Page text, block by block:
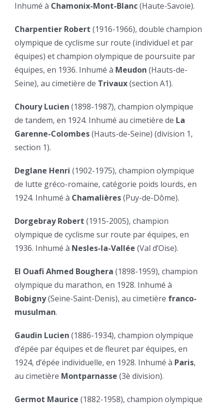
Inhumé à Chamonix-Mont-Blanc(Haute-Savoie).
Charpentier Robert (1916-1966), double champion
olympique de cyclisme sur route (individuel et par
équipes) et champion olympique de poursuite par
équipes, en 1936. Inhumé à Meudon (Hauts-de-
Seine), au cimetière de Trivaux(section A1).
Choury Lucien (1898-1987), champion olympique
de tandem, en 1924. Inhumé au cimetière de La
Garenne-Colombes(Hauts-de-Seine) (division 1,
section 1).
Deglane Henri (1902-1975), champion olympique
de lutte gréco-romaine, catégorie poids lourds, en
1924. Inhumé à Chamalières(Puy-de-Dôme).
Dorgebray Robert (1915-2005), champion
olympique de cyclisme sur route par équipes, en
1936. Inhumé à Nesles-la-Vallée (Val d’Oise).
El Ouafi Ahmed Boughera (1898-1959), champion
olympique du marathon, en 1928. Inhumé à
Bobigny(Seine-Saint-Denis), au cimetière franco-
musulman.
Gaudin Lucien (1886-1934), champion olympique
d’épée par équipes et de fleuret par équipes, en
1924, d’épée individuelle, en 1928. Inhumé à Paris,
au cimetière Montparnasse (3è division).
Germot Maurice (1882-1958), champion olympique